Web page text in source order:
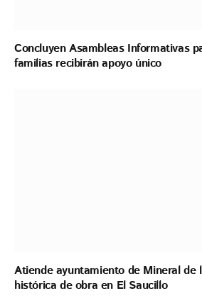
Concluyen Asambleas Informativas
familias recibirán apoyo único
Atiende ayuntamiento de Mineral de
histórica de obra en El Saucillo